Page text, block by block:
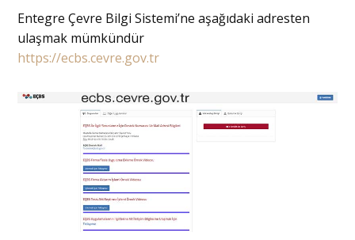
Entegre Çevre Bilgi Sistemi’ne aşağıdaki adresten
ulaşmak mümkündür
https://ecbs.cevre.gov.tr